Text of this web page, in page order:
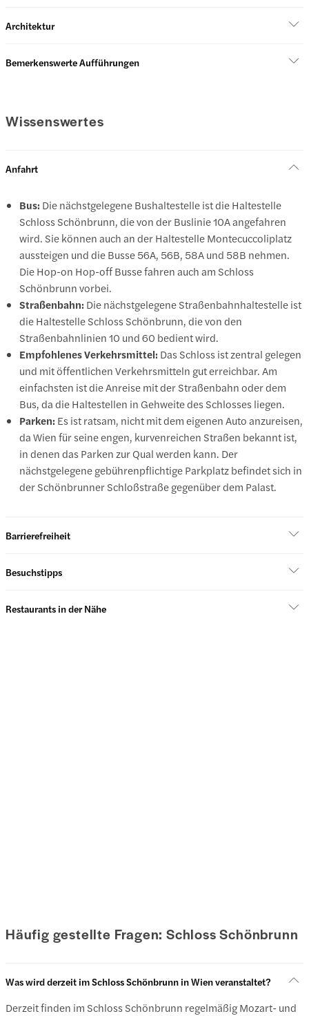
Architektur
Bemerkenswerte Aufführungen
Wissenswertes
Anfahrt
Bus: Die nächstgelegene Bushaltestelle ist die Haltestelle
Schloss Schönbrunn, die von der Buslinie 10A angefahren
wird. Sie können auch an der Haltestelle Montecuccoliplatz
aussteigen und die Busse 56A, 56B, 58A und 58B nehmen.
Die Hop-on Hop-off Busse fahren auch am Schloss
Schönbrunn vorbei.
Straßenbahn: Die nächstgelegene Straßenbahnhaltestelle ist
die Haltestelle Schloss Schönbrunn, die von den
Straßenbahnlinien 10 und 60 bedient wird.
Empfohlenes Verkehrsmittel: Das Schloss ist zentral gelegen
und mit öffentlichen Verkehrsmitteln gut erreichbar. Am
einfachsten ist die Anreise mit der Straßenbahn oder dem
Bus, da die Haltestellen in Gehweite des Schlosses liegen.
Parken: Es ist ratsam, nicht mit dem eigenen Auto anzureisen,
da Wien für seine engen, kurvenreichen Straßen bekannt ist,
in denen das Parken zur Qual werden kann. Der
nächstgelegene gebührenpflichtige Parkplatz befindet sich in
der Schönbrunner Schloßstraße gegenüber dem Palast.
Barrierefreiheit
Besuchstipps
Restaurants in der Nähe
Häufig gestellte Fragen: Schloss Schönbrunn
Was wird derzeit im Schloss Schönbrunn in Wien veranstaltet?
Derzeit finden im Schloss Schönbrunn regelmäßig Mozart- und